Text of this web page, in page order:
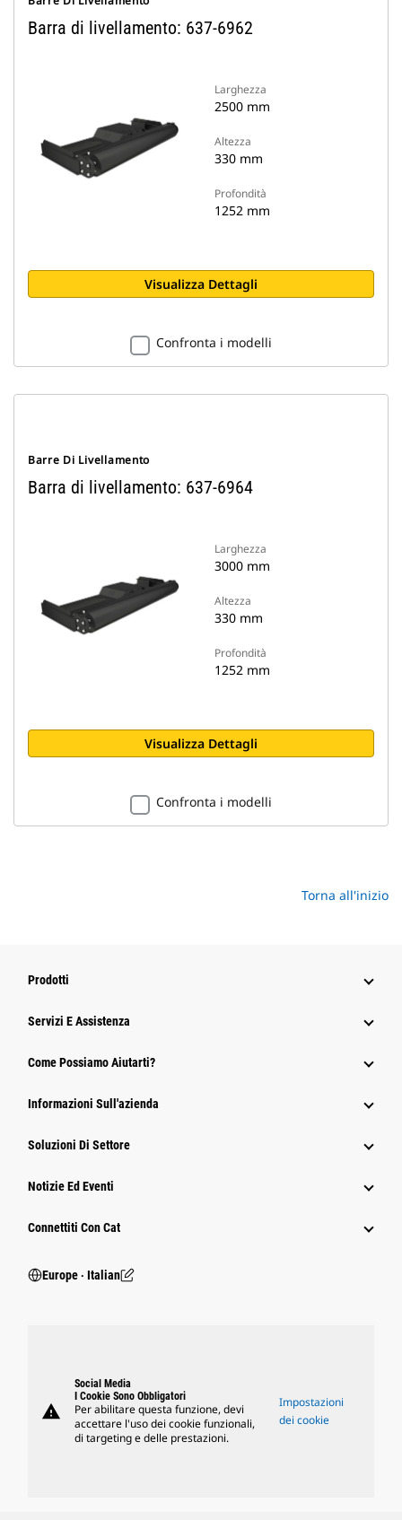
Barra di livellamento: 637-6962
Larghezza
2500 mm
Altezza
330 mm
Profondità
1252 mm
Visualizza Dettagli
Confronta i modelli
Barre Di Livellamento
Barra di livellamento: 637-6964
Larghezza
3000 mm
Altezza
330 mm
Profondità
1252 mm
Visualizza Dettagli
Confronta i modelli
Torna all'inizio
Prodotti
Servizi E Assistenza
Come Possiamo Aiutarti?
Informazioni Sull'azienda
Soluzioni Di Settore
Notizie Ed Eventi
Connettiti Con Cat
Europe ‧ Italian
warning
Social Media
I Cookie Sono Obbligatori
Per abilitare questa funzione, devi
accettare l'uso dei cookie funzionali,
di targeting e delle prestazioni.
Impostazioni
dei cookie